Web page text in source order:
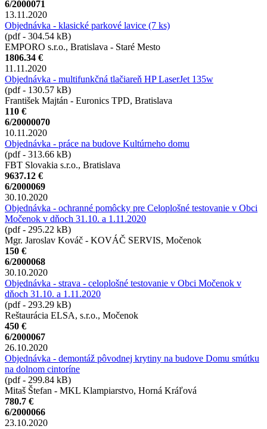
6/2000071
13.11.2020
Objednávka - klasické parkové lavice (7 ks)
(pdf - 304.54 kB)
EMPORO s.r.o., Bratislava - Staré Mesto
1806.34 €
11.11.2020
Objednávka - multifunkčná tlačiareň HP LaserJet 135w
(pdf - 130.57 kB)
František Majtán - Euronics TPD, Bratislava
110 €
6/20000070
10.11.2020
Objednávka - práce na budove Kultúrneho domu
(pdf - 313.66 kB)
FBT Slovakia s.r.o., Bratislava
9637.12 €
6/2000069
30.10.2020
Objednávka - ochranné pomôcky pre Celoplošné testovanie v Obci
Močenok v dňoch 31.10. a 1.11.2020
(pdf - 295.22 kB)
Mgr. Jaroslav Kováč - KOVÁČ SERVIS, Močenok
150 €
6/2000068
30.10.2020
Objednávka - strava - celoplošné testovanie v Obci Močenok v
dňoch 31.10. a 1.11.2020
(pdf - 293.29 kB)
Reštaurácia ELSA, s.r.o., Močenok
450 €
6/2000067
26.10.2020
Objednávka - demontáž pôvodnej krytiny na budove Domu smútku
na dolnom cintoríne
(pdf - 299.84 kB)
Mitaš Štefan - MKL Klampiarstvo, Horná Kráľová
780.7 €
6/2000066
23.10.2020